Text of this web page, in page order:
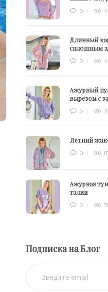
0
Длинный
сплошным
0
Ажурный
вырезом с
0
Летний
0
Ажурная
талии
0
Подписка на Блог